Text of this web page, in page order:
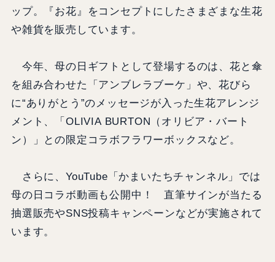
ップ。『お花』をコンセプトにしたさまざまな生花
や雑貨を販売しています。
今年、母の日ギフトとして登場するのは、花と傘
を組み合わせた「アンブレラブーケ」や、花びら
に“ありがとう”のメッセージが入った生花アレンジ
メント、「OLIVIA BURTON（オリビア・バート
ン）」との限定コラボフラワーボックスなど。
さらに、YouTube「かまいたちチャンネル」では
母の日コラボ動画も公開中！ 直筆サインが当たる
抽選販売やSNS投稿キャンペーンなどが実施されて
います。